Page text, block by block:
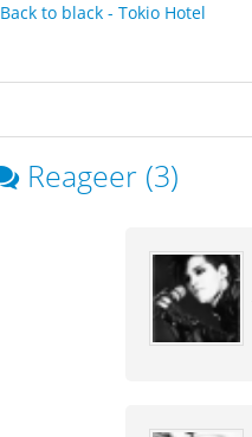
Back to black - Tokio Hotel
Reageer (3)